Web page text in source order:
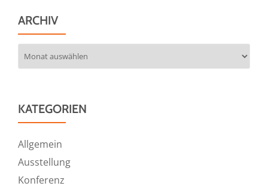
ARCHIV
KATEGORIEN
Allgemein
Ausstellung
Konferenz